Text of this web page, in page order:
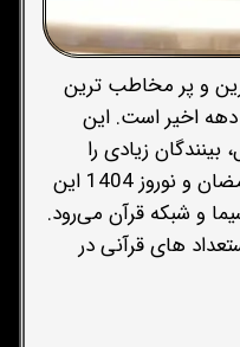
و پر مخاطب ترین
اخیر است. این
زیادی را
جذب کند. حالا در ایام ماه مبارک رمضان و نوروز 1404 این
و شبکه قرآن می‌رود.
های قرآنی در